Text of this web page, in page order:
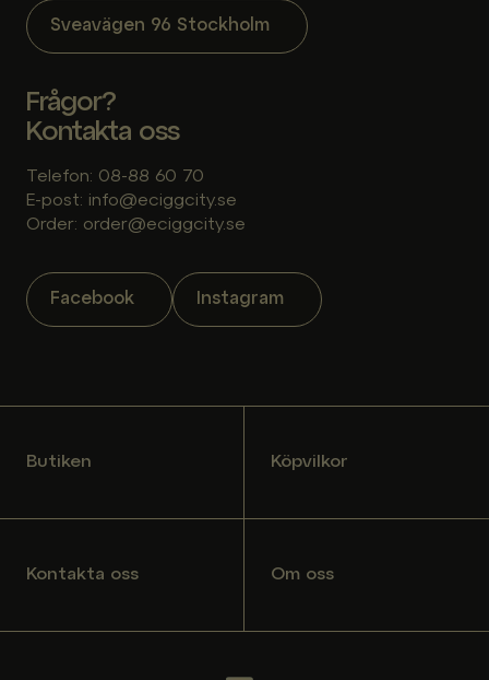
Sveavägen 96 Stockholm
Frågor?
Kontakta oss
Telefon: 08-88 60 70
E-post: info@eciggcity.se
Order: order@eciggcity.se
Facebook Instagram
Butiken Köpvilkor
Kontakta oss Om oss